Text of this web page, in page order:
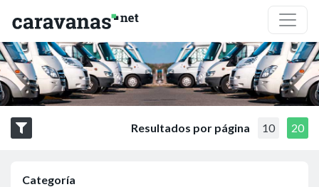
Resultados por página 10 20
Categoría